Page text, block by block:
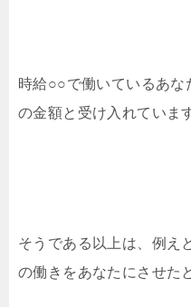
時給○○で働いているあな
の金額と受け入れていま
そうである以上は、例え
の働きをあなたにさせた